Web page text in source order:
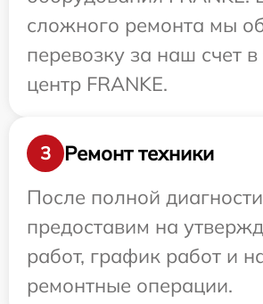
сложного ремонта мы
перевозку за наш счет
центр FRANKE.
3
Ремонт техники
После полной
предоставим на
работ, график работ и
ремонтные операции.